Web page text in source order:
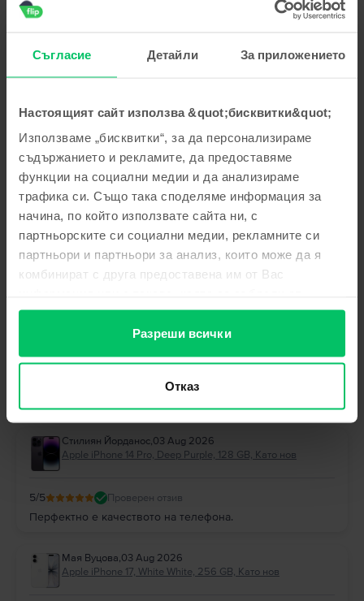
Съгласие Детайли За приложението
Настоящият сайт използва &quot;бисквитки&quot;
Използваме „бисквитки“, за да персонализираме
съдържанието и рекламите, да предоставяме
функции на социални медии и да анализираме
трафика си. Също така споделяме информация за
начина, по който използвате сайта ни, с
партньорските си социални медии, рекламните си
партньори и партньори за анализ, които може да я
комбинират с друга предоставена им от Вас
ползването от Ваша страна на услугите им.
Разреши всички
Отказ
пожелаваме приятно ползване!
Георги Стоянов
05 Aug 2026
Apple iPhone 15 Pro, Blue Titanium, 256 GB, Много добро
5/5 Проверен отзив
Отговор от Flip
Благодарим Ви за отзива! 😊 Радваме се, че сте доволни
от покупката. Благодарим Ви за доверието и Ви
пожелаваме приятно ползване!
Тодор Тодоров,05 Aug 2026
Apple iPhone 16 Pro, Natural Titanium, 256 GB, Като нов
Страхотен е Благодаря
Отговор от Flip
Благодарим Ви за отзива! 😊 Радваме се, че сте останали
Стилиян Йорданос,03 Aug 2026
Apple iPhone 14 Pro, Deep Purple, 128 GB, Като нов
5/5 Проверен отзив
Перфектно е качеството на телефона.
Мая Вуцова,03 Aug 2026
Apple iPhone 17, White White, 256 GB, Като нов